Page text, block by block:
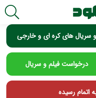
و سریال های کره ای و خارجی
درخواست فیلم و سریال
اتمام رسیده